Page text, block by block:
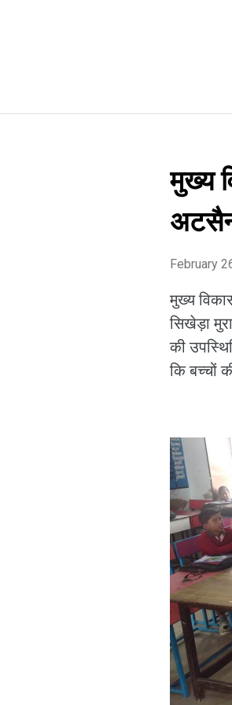
मुख्य
February
मुख्य
सिखेड़ा
की
कि बच्चों